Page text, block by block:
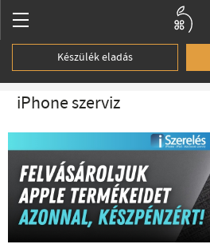
Készülék eladás
iPhone szerviz